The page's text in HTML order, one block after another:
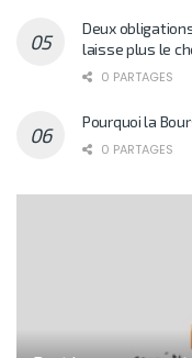
Deux
laisse plus le
0 PARTAGES
Pourquoi la
0 PARTAGES